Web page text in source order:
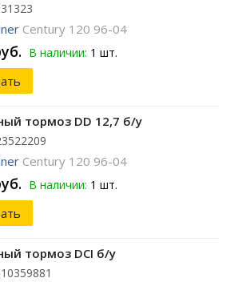
Century 120 96-04
В наличии: 1 шт.
тормоз DD 12,7 б/у
Century 120 96-04
В наличии: 1 шт.
тормоз DCI б/у